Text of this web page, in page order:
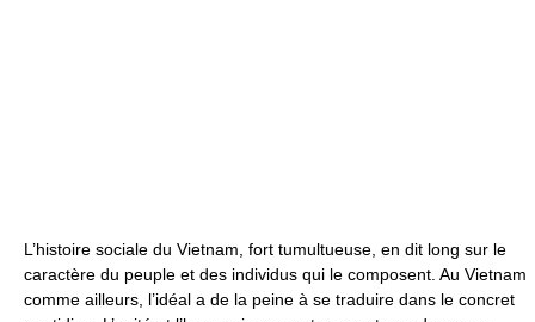
L’histoire sociale du Vietnam, fort tumultueuse, en dit long sur le
caractère du peuple et des individus qui le composent. Au Vietnam
comme ailleurs, l’idéal a de la peine à se traduire dans le concret